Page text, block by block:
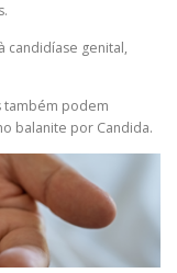
candidíase genital,
também podem
balanite por Candida.